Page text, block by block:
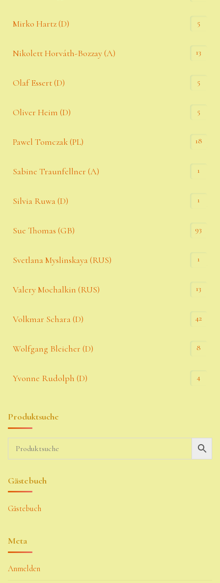
Mirko Hartz (D) 5
Nikolett Horváth-Bozzay (A) 13
Olaf Essert (D) 5
Oliver Heim (D) 5
Pawel Tomczak (PL) 18
Sabine Traunfellner (A) 1
Silvia Ruwa (D) 1
Sue Thomas (GB) 93
Svetlana Myslinskaya (RUS) 1
Valery Mochalkin (RUS) 13
Volkmar Schara (D) 42
Wolfgang Bleicher (D) 8
Yvonne Rudolph (D) 4
Produktsuche
Gästebuch
Gästebuch
Meta
Anmelden